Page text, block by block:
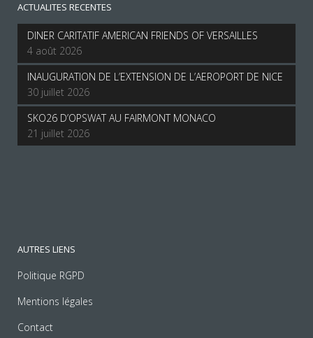
ACTUALITES RECENTES
DINER CARITATIF AMERICAN FRIENDS OF VERSAILLES
4 août 2026
INAUGURATION DE L’EXTENSION DE L’AEROPORT DE NICE
30 juillet 2026
SKO26 D’OPSWAT AU FAIRMONT MONACO
21 juillet 2026
AUTRES LIENS
Politique RGPD
Mentions légales
Contact